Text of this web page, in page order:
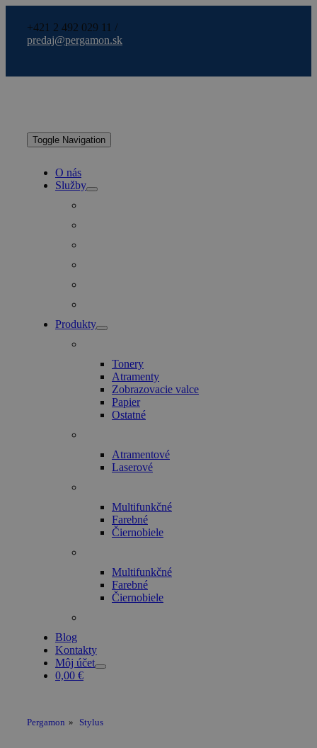
+421 2 492 029 11 /
predaj@pergamon.sk
Toggle Navigation
O nás
Služby
Produkty
Tonery
Atramenty
Zobrazovacie valce
Papier
Ostatné
Atramentové
Laserové
Multifunkčné
Farebné
Čiernobiele
Multifunkčné
Farebné
Čiernobiele
Blog
Kontakty
Môj účet
0,00 €
Pergamon » Stylus